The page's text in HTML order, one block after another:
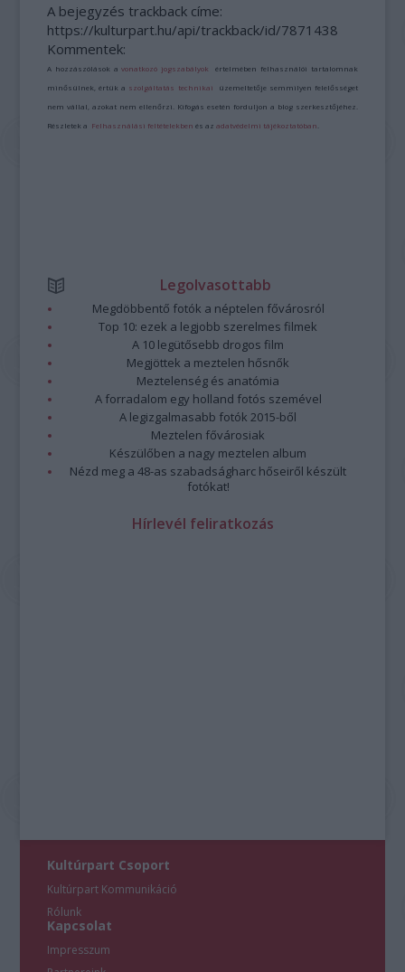
A bejegyzés trackback címe:
https://kulturpart.hu/api/trackback/id/7871438
Kommentek:
A hozzászólások avonatkozó jogszabályok értelmében felhasználói tartalomnak
minősülnek, értük a szolgáltatás technikai üzemeltetője semmilyen felelősséget
nem vállal, azokat nem ellenőrzi. Kifogás esetén forduljon a blog szerkesztőjéhez.
Részletek a Felhasználási feltételekben és azadatvédelmi tájékoztatóban
Legolvasottabb
Megdöbbentő fotók a néptelen fővárosról
Top 10: ezek a legjobb szerelmes filmek
A 10 legütősebb drogos film
Megjöttek a meztelen hősnők
Meztelenség és anatómia
A forradalom egy holland fotós szemével
A legizgalmasabb fotók 2015-ből
Meztelen fővárosiak
Készülőben a nagy meztelen album
Nézd meg a 48-as szabadságharc hőseiről készült
fotókat!
Hírlevél feliratkozás
Kultúrpart Csoport
Kultúrpart Kommunikáció
Rólunk
Kapcsolat
Impresszum